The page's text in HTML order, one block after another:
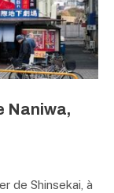
Naniwa,
de Shinsekai, à